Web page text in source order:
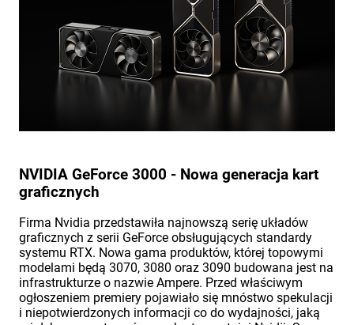
NVIDIA GeForce 3000 - Nowa generacja kart
graficznych
Firma Nvidia przedstawiła najnowszą serię układów
graficznych z serii GeForce obsługujących standardy
systemu RTX. Nowa gama produktów, której topowymi
modelami będą 3070, 3080 oraz 3090 budowana jest na
infrastrukturze o nazwie Ampere. Przed właściwym
ogłoszeniem premiery pojawiało się mnóstwo spekulacji
i niepotwierdzonych informacji co do wydajności, jaką